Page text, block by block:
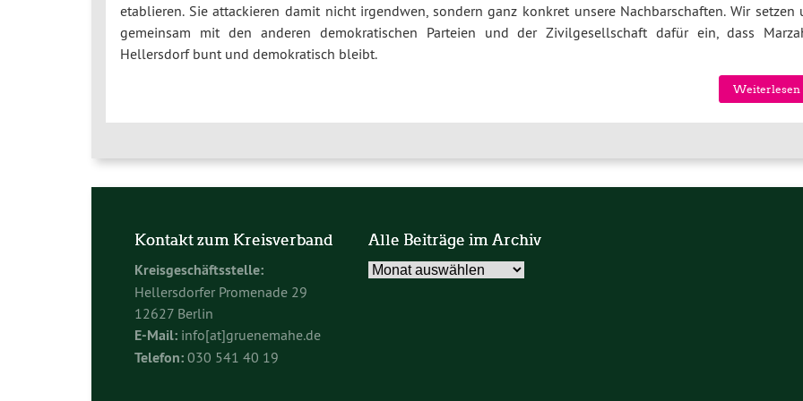
etablieren. Sie attackieren damit nicht irgendwen, sondern ganz konkret unsere Nachbarschaften. Wir setzen
gemeinsam mit den anderen demokratischen Parteien und der Zivilgesellschaft dafür ein, dass
Hellersdorf bunt und demokratisch bleibt.
Weiterlesen
Kontakt zum Kreisverband
Kreisgeschäftsstelle:
Hellersdorfer Promenade 29
12627 Berlin
E-Mail: info[at]gruenemahe.de
Telefon: 030 541 40 19
Alle Beiträge im Archiv
Alle